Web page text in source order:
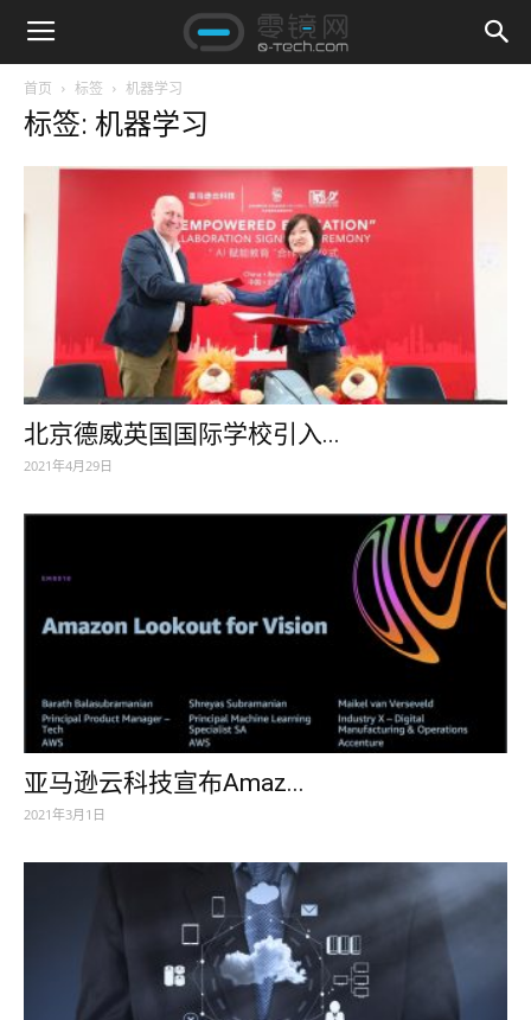
首页 标签 机器学习
标签: 机器学习
北京德威英国国际学校引入...
2021年4月29日
亚马逊云科技宣布Amaz...
2021年3月1日